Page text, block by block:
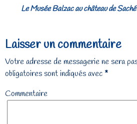
Le Musée Balzac au château de Saché
Laisser un commentaire
Votre adresse de messagerie ne sera
obligatoires sont indiqués avec *
Commentaire